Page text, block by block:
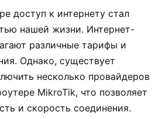
доступ к интернету стал
нашей жизни. Интернет-
различные тарифы и
Однако, существует
несколько провайдеров
MikroTik, что позволяет
и скорость соединения.